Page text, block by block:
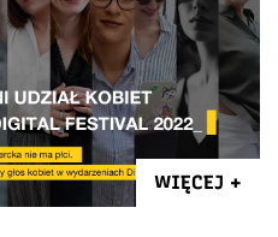
WIĘCEJ +